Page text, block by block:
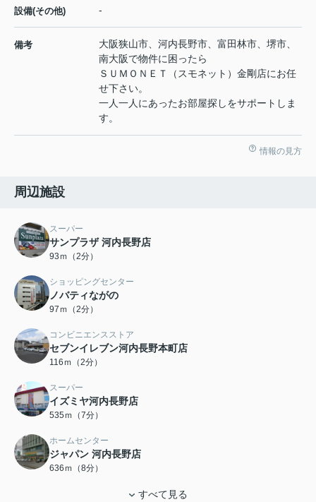
設備(その他) -
備考
大阪狭山市、河内長野市、富田林市、堺市、
南大阪で物件に困ったら
ＳＵＭＯＮＥＴ（スモネット）金剛店にお任
せ下さい。
一人一人にあったお部屋探しをサポートしま
す。
情報の見方
周辺施設
スーパー
サンプラザ 河内長野店
93ｍ（2分）
ショッピングセンター
ノバティながの
97ｍ（2分）
コンビニエンスストア
セブンイレブン河内長野本町店
116ｍ（2分）
スーパー
イズミヤ河内長野店
535ｍ（7分）
ホームセンター
ジャパン 河内長野店
636ｍ（8分）
すべて見る